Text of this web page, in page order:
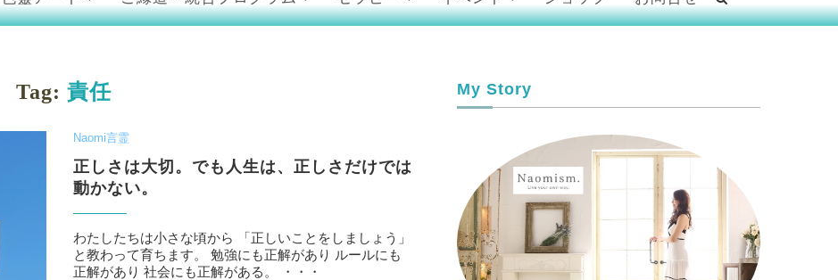
Tag:責任
Naomi言霊
正しさは大切。でも人生は、正しさだけでは
動かない。
わたしたちは小さな頃から 「正しいことをしましょう」
と教わって育ちます。 勉強にも正解があり ルールにも
正解があり 社会にも正解がある。 ・・・
My Story